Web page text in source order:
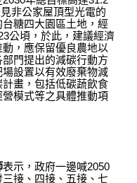
非公家屋頂型光電的
糖四大園區土地，經
公頃，於此，建議經濟
，應保留優良農地以
門提出的減碳行動方
設置以有效廢棄物減
畫，包括低碳蔬飲食
模式等之具體推動項
表示，政府一邊喊2050
接、四接、五接、七